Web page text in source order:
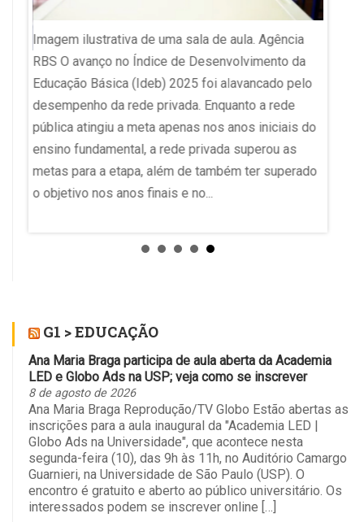
Imagem ilustrativa de uma sala de aula. Agência
RBS O avanço no Índice de Desenvolvimento da
Educação Básica (Ideb) 2025 foi alavancado pelo
desempenho da rede privada. Enquanto a rede
pública atingiu a meta apenas nos anos iniciais do
ensino fundamental, a rede privada superou as
metas para a etapa, além de também ter superado
o objetivo nos anos finais e no...
G1 > EDUCAÇÃO
Ana Maria Braga participa de aula aberta da Academia
LED e Globo Ads na USP; veja como se inscrever
8 de agosto de 2026
Ana Maria Braga Reprodução/TV Globo Estão abertas as
inscrições para a aula inaugural da "Academia LED |
Globo Ads na Universidade", que acontece nesta
segunda-feira (10), das 9h às 11h, no Auditório Camargo
Guarnieri, na Universidade de São Paulo (USP). O
encontro é gratuito e aberto ao público universitário. Os
interessados podem se inscrever online […]